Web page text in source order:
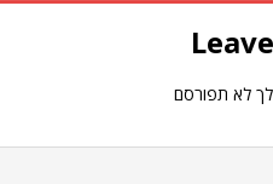
לא תפורסם